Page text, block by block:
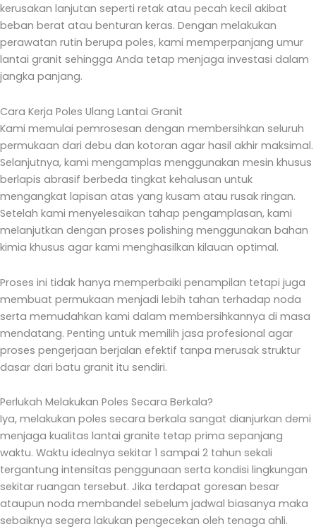
kerusakan lanjutan seperti retak atau pecah kecil akibat
beban berat atau benturan keras. Dengan melakukan
perawatan rutin berupa poles, kami memperpanjang umur
lantai granit sehingga Anda tetap menjaga investasi dalam
jangka panjang.
Cara Kerja Poles Ulang Lantai Granit
Kami memulai pemrosesan dengan membersihkan seluruh
permukaan dari debu dan kotoran agar hasil akhir maksimal.
Selanjutnya, kami mengamplas menggunakan mesin khusus
berlapis abrasif berbeda tingkat kehalusan untuk
mengangkat lapisan atas yang kusam atau rusak ringan.
Setelah kami menyelesaikan tahap pengamplasan, kami
melanjutkan dengan proses polishing menggunakan bahan
kimia khusus agar kami menghasilkan kilauan optimal.
Proses ini tidak hanya memperbaiki penampilan tetapi juga
membuat permukaan menjadi lebih tahan terhadap noda
serta memudahkan kami dalam membersihkannya di masa
mendatang. Penting untuk memilih jasa profesional agar
proses pengerjaan berjalan efektif tanpa merusak struktur
dasar dari batu granit itu sendiri.
Perlukah Melakukan Poles Secara Berkala?
Iya, melakukan poles secara berkala sangat dianjurkan demi
menjaga kualitas lantai granite tetap prima sepanjang
waktu. Waktu idealnya sekitar 1 sampai 2 tahun sekali
tergantung intensitas penggunaan serta kondisi lingkungan
sekitar ruangan tersebut. Jika terdapat goresan besar
ataupun noda membandel sebelum jadwal biasanya maka
sebaiknya segera lakukan pengecekan oleh tenaga ahli.